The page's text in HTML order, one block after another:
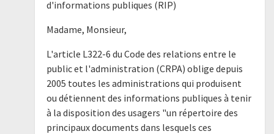
d'informations publiques (RIP)
Madame, Monsieur,
L'article L322-6 du Code des relations entre le
public et l'administration (CRPA) oblige depuis
2005 toutes les administrations qui produisent
ou détiennent des informations publiques à tenir
à la disposition des usagers "un répertoire des
principaux documents dans lesquels ces